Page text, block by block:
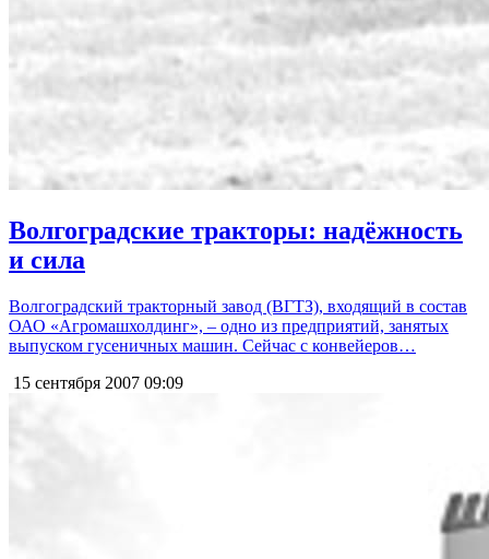
Волгоградские тракторы: надёжность
и сила
Волгоградский тракторный завод (ВГТЗ), входящий в состав
ОАО «Агромашхолдинг», – одно из предприятий, занятых
выпуском гусеничных машин. Сейчас с конвейеров…
15 сентября 2007 09:09